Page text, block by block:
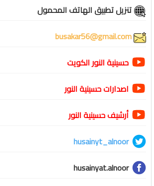
تنزيل تطبيق الهاتف المحمول
حسينية النور الكويت
اصدارات حسينية النور
أرشيف حسينية النور
husainyt_alnoor
husainyat.alnoor